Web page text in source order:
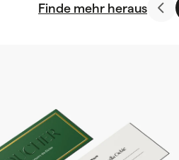
Finde mehr heraus